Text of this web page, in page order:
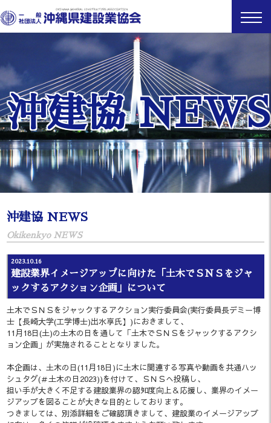
沖建協 NEWS
沖建協 NEWS
Okikenkyo NEWS
2023.10.16
建設業界イメージアップに向けた「土木でＳＮＳをジャ
ックするアクション企画」について
土木でＳＮＳをジャックするアクション実行委員会(実行委員長デミー博
士【長崎大学(工学博士)出水享氏】)におきまして、
11月18日(土)の土木の日を通して「土木でＳＮＳをジャックするアクシ
ョン企画」が実施されることとなりました。
本企画は、土木の日(11月18日)に土木に関連する写真や動画を共通ハッ
シュタグ(＃土木の日2023))を付けて、ＳＮＳへ投稿し、
担い手が大きく不足する建設業界の認知度向上＆応援し、業界のイメー
ジアップを図ることが大きな目的としております。
つきましては、別添詳細をご確認頂きまして、建設業のイメージアップ